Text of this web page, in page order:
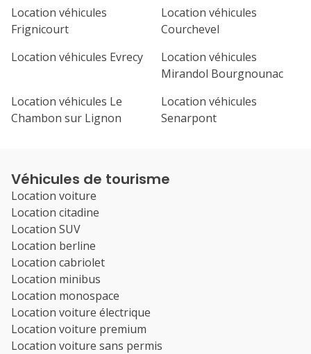
Location véhicules
Frignicourt
Location véhicules
Courchevel
Location véhicules Evrecy
Location véhicules
Mirandol Bourgnounac
Location véhicules Le
Chambon sur Lignon
Location véhicules
Senarpont
Véhicules de tourisme
Location voiture
Location citadine
Location SUV
Location berline
Location cabriolet
Location minibus
Location monospace
Location voiture électrique
Location voiture premium
Location voiture sans permis